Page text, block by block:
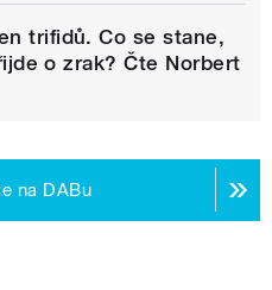
trifidů. Co se stane,
o zrak? Čte Norbert
na DABu